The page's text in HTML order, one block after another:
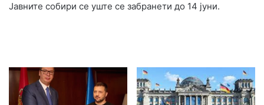
Јавните собири се уште се забранети до 14 јуни.